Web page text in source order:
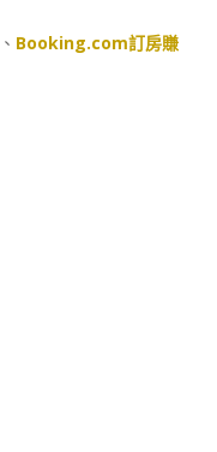
、 Booking.com訂房賺